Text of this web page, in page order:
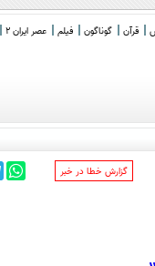
قرآن گوناگون فیلم عصر ایران 2
‌گزارش خطا در خبر